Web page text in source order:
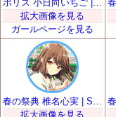
拡大画像を見る
ガールページを見る
拡大画像を見る